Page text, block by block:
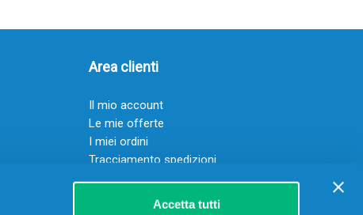
Accetta tutti
Area clienti
Il mio account
Le mie offerte
I miei ordini
Tracciamento spedizioni
Resi
Servizio clienti